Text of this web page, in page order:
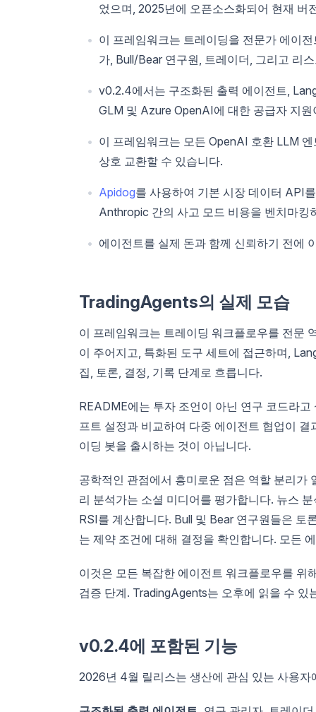
었으며, 2025년에 오픈소스화되어 현재 버
이 프레임워크는 트레이딩을 전문가 에이
가, Bull/Bear 연구원, 트레이더, 그리고 리
v0.2.4에서는 구조화된 출력 에이전트,
GLM 및 Azure OpenAI에 대한 공급자 지
이 프레임워크는 모든 OpenAI 호환 LLM
상호 교환할 수 있습니다.
Apidog를 사용하여 기본 시장 데이터 API
Anthropic 간의 사고 모드 비용을 벤치마킹
에이전트를 실제 돈과 함께 신뢰하기 전에
TradingAgents의 실제 모습
이 프레임워크는 트레이딩 워크플로우를 전문
이 주어지고, 특화된 도구 세트에 접근하며,
집, 토론, 결정, 기록 단계로 흐릅니다.
README에는 투자 조언이 아닌 연구 코드라
프트 설정과 비교하여 다중 에이전트 협업이
이딩 봇을 출시하는 것이 아닙니다.
공학적인 관점에서 흥미로운 점은 역할 분리가
리 분석가는 소셜 미디어를 평가합니다. 뉴스
RSI를 계산합니다. Bull 및 Bear 연구원들은 토
는 제약 조건에 대해 결정을 확인합니다. 모든
이것은 모든 복잡한 에이전트 워크플로우를 위
검증 단계. TradingAgents는 오후에 읽을 수 있
v0.2.4에 포함된 기능
2026년 4월 릴리스는 생산에 관심 있는 사용자